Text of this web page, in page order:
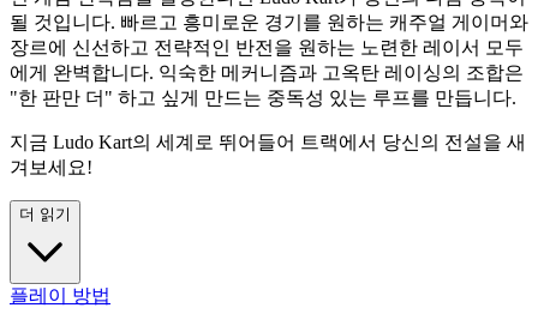
될 것입니다. 빠르고 흥미로운 경기를 원하는 캐주얼 게이머와
장르에 신선하고 전략적인 반전을 원하는 노련한 레이서 모두
에게 완벽합니다. 익숙한 메커니즘과 고옥탄 레이싱의 조합은
"한 판만 더" 하고 싶게 만드는 중독성 있는 루프를 만듭니다.
지금 Ludo Kart의 세계로 뛰어들어 트랙에서 당신의 전설을 새
겨보세요!
더 읽기
플레이 방법